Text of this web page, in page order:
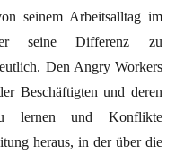
seinem Arbeitsalltag im
seine Differenz zu
Den Angry Workers
Beschäftigten und deren
lernen und Konflikte
heraus, in der über die